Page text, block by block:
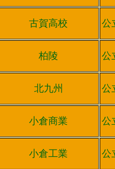
古賀高校 公
柏陵 公
北九州 公
小倉商業 公
小倉工業 公